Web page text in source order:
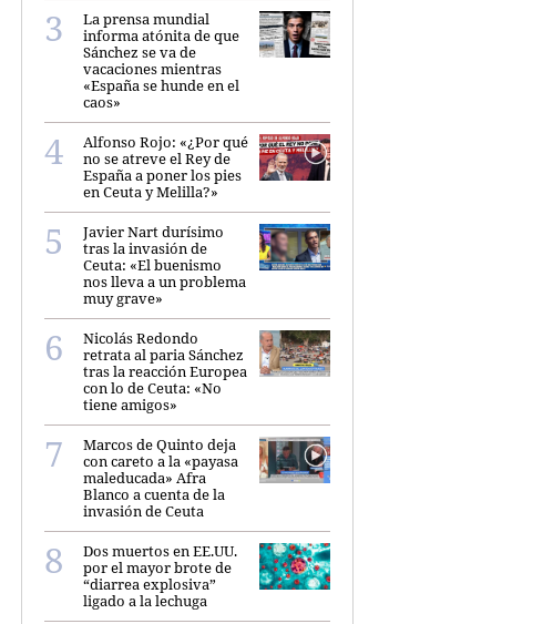
La prensa mundial
informa atónita de que
Sánchez se va de
vacaciones mientras
«España se hunde en el
caos»
Alfonso Rojo: «¿Por qué
no se atreve el Rey de
España a poner los pies
en Ceuta y Melilla?»
Javier Nart durísimo
tras la invasión de
Ceuta: «El buenismo
nos lleva a un problema
muy grave»
Nicolás Redondo
retrata al paria Sánchez
tras la reacción Europea
con lo de Ceuta: «No
tiene amigos»
Marcos de Quinto deja
con careto a la «payasa
maleducada» Afra
Blanco a cuenta de la
invasión de Ceuta
Dos muertos en EE.UU.
por el mayor brote de
“diarrea explosiva”
ligado a la lechuga